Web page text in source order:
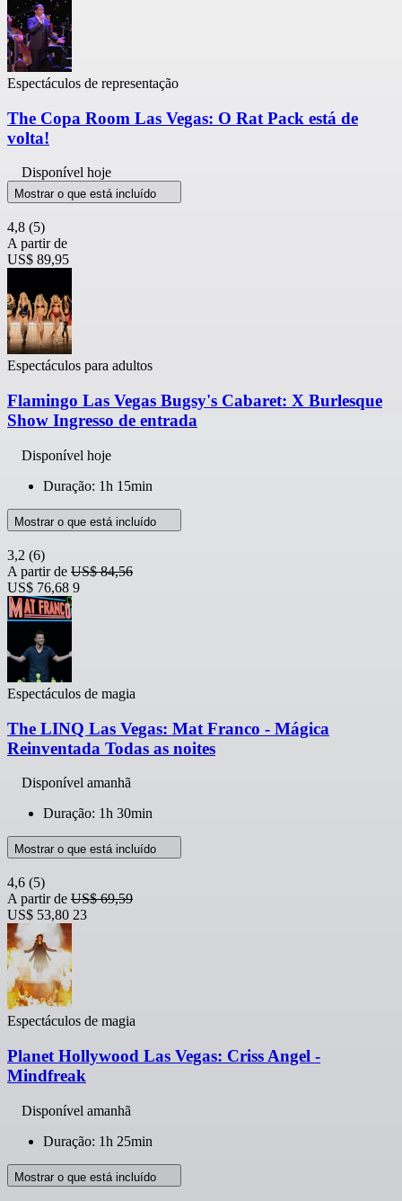
Espectáculos de representação
The Copa Room Las Vegas: O Rat Pack está de
volta!
Disponível hoje
Mostrar o que está incluído
4,8 (5)
A partir de
US$ 89,95
Espectáculos para adultos
Flamingo Las Vegas Bugsy's Cabaret: X Burlesque
Show Ingresso de entrada
Disponível hoje
Duração: 1h 15min
Mostrar o que está incluído
3,2 (6)
A partir de US$ 84,56
US$ 76,68 9
Espectáculos de magia
The LINQ Las Vegas: Mat Franco - Mágica
Reinventada Todas as noites
Disponível amanhã
Duração: 1h 30min
Mostrar o que está incluído
4,6 (5)
A partir de US$ 69,59
US$ 53,80 23
Espectáculos de magia
Planet Hollywood Las Vegas: Criss Angel -
Mindfreak
Disponível amanhã
Duração: 1h 25min
Mostrar o que está incluído